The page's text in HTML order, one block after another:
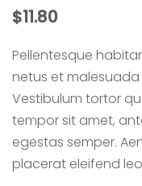
$11.80
Pellentesque
netus et
Vestibulum tortor
tempor sit amet,
egestas semper.
placerat eleifend